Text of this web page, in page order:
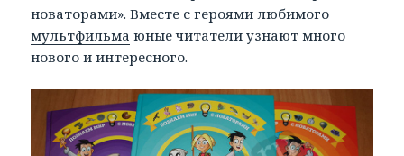
новаторами». Вместе с героями любимого
мультфильма юные читатели узнают много
нового и интересного.